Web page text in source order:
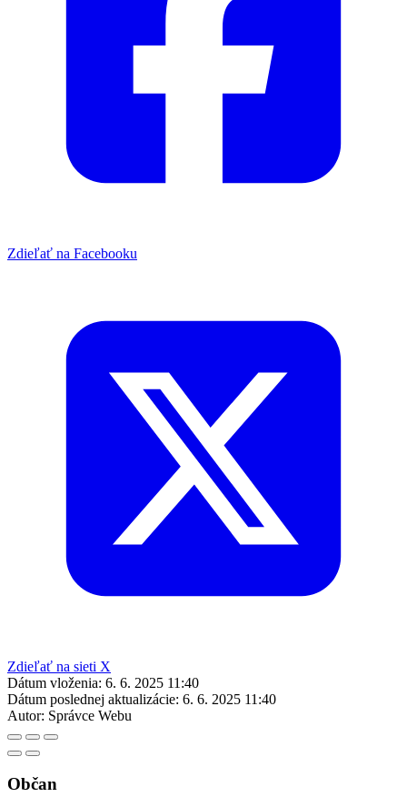
Zdieľať na Facebooku
Zdieľať na sieti X
Dátum vloženia: 6. 6. 2025 11:40
Dátum poslednej aktualizácie: 6. 6. 2025 11:40
Autor: Správce Webu
Občan